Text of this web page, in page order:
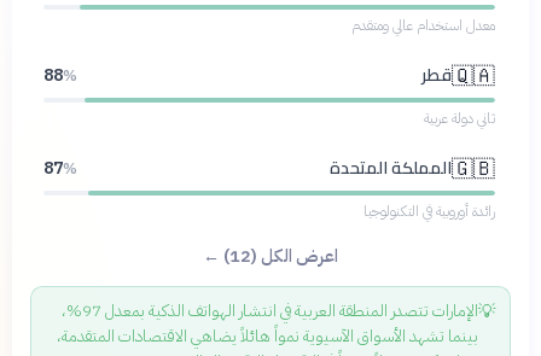
معدل استخدام عالي ومتقدم
🇶🇦قطر 88%
ثاني دولة عربية
🇬🇧المملكة المتحدة 87%
رائدة أوروبية في التكنولوجيا
اعرض الكل (12) ←
💡
الإمارات تتصدر المنطقة العربية في انتشار الهواتف الذكية بمعدل 97%،
بينما تشهد الأسواق الآسيوية نمواً هائلاً يضاهي الاقتصادات المتقدمة،